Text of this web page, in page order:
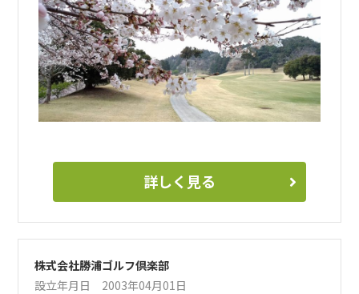
詳しく見る
株式会社勝浦ゴルフ倶楽部
設立年月日 2003年04月01日